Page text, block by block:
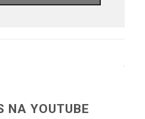
NA YOUTUBE